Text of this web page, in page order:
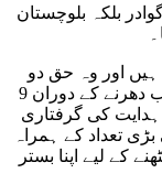
بلکہ بلوچستان
اور وہ حق دو
تحریک میں بھرپور انداز سے متحرک رہیں۔ جب دھرنے کے دوران 9
کی گرفتاری
تعداد کے ہمراہ
کے لیے اپنا بستر